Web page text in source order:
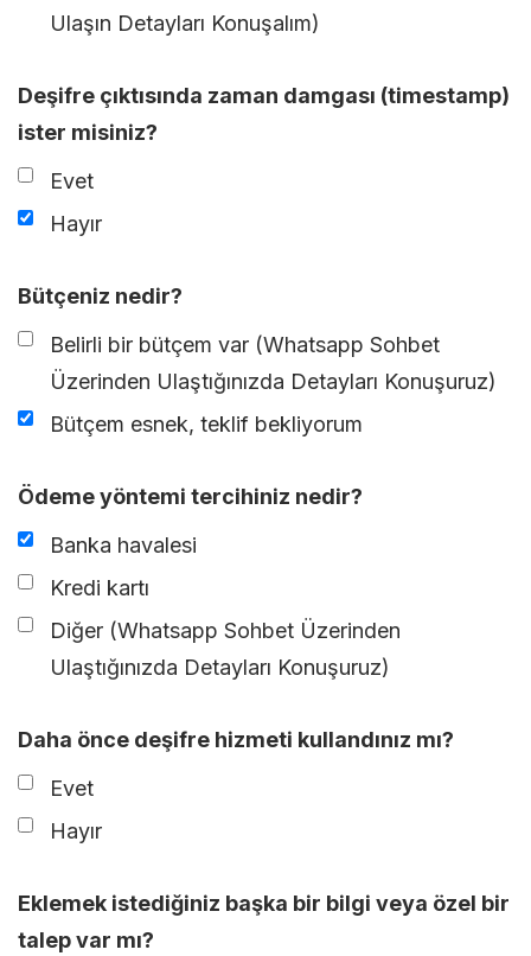
Ulaşın Detayları Konuşalım)
Deşifre çıktısında zaman damgası (timestamp)
ister misiniz?
Evet
Hayır
Bütçeniz nedir?
Belirli bir bütçem var (Whatsapp Sohbet
Üzerinden Ulaştığınızda Detayları Konuşuruz)
Bütçem esnek, teklif bekliyorum
Ödeme yöntemi tercihiniz nedir?
Banka havalesi
Kredi kartı
Diğer (Whatsapp Sohbet Üzerinden
Ulaştığınızda Detayları Konuşuruz)
Daha önce deşifre hizmeti kullandınız mı?
Evet
Hayır
Eklemek istediğiniz başka bir bilgi veya özel bir
talep var mı?